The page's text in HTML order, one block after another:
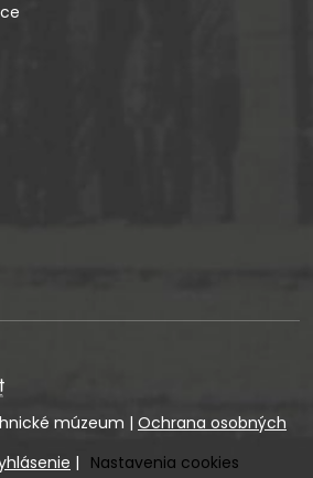
múzeum | Ochrana osobných
| Nastavenia cookies